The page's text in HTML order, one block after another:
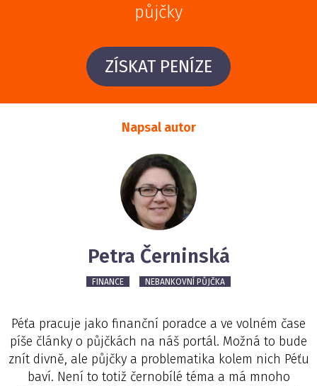
půjčky
ZÍSKAT PENÍZE
Napsal autor
Petra Černinská
FINANCE NEBANKOVNÍ PŮJČKA
Péťa pracuje jako finanční poradce a ve volném čase
píše články o půjčkách na náš portál. Možná to bude
znít divně, ale půjčky a problematika kolem nich Péťu
baví. Není to totiž černobílé téma a má mnoho